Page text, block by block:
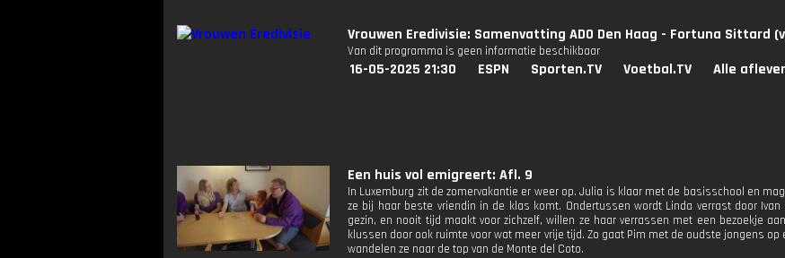
Vrouwen Eredivisie: Samenvatting ADO Den Haag - Fortuna Sittard
Van dit programma is geen informatie beschikbaar
16-05-2025 21:30 ESPN Sporten.TV Voetbal.TV Alle
Een huis vol emigreert: Afl. 9
In Luxemburg zit de zomervakantie er weer op. Julia is klaar met de basisschool en
ze bij haar beste vriendin in de klas komt. Ondertussen wordt Linda verrast door
gezin, en nooit tijd maakt voor zichzelf, willen ze haar verrassen met een bezoekje
klussen door ook ruimte voor wat meer vrije tijd. Zo gaat Pim met de oudste jongens
wandelen ze naar de top van de Monte del Coto.